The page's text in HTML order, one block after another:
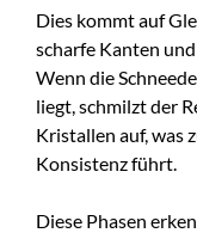
Dies kommt auf
scharfe Kanten
Wenn die
liegt, schmilzt der
Kristallen auf, was
Konsistenz führt.
Diese Phasen